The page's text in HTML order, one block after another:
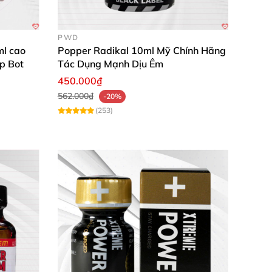
cao
Bot
PWD
Popper Radikal 10ml Mỹ Chính Hãng
Tác Dụng Mạnh Dịu Êm
450.000₫
562.000₫
-20%
(253)